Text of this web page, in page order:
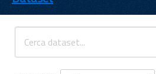
TEMI
INFORMAZIONI